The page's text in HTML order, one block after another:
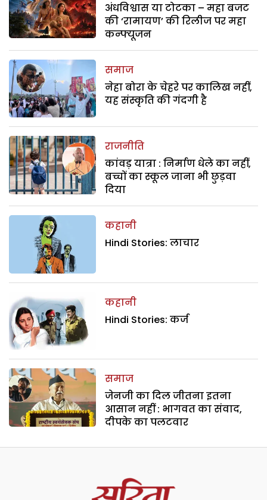
अंधविश्वास या टोटका – महा बजट
की ‘रामायण’ की रिलीज पर महा
कन्फ्यूजन
समाज
नेहा बोरा के चेहरे पर कालिख नहीं,
यह संस्कृति की गंदगी है
राजनीति
कांवड़ यात्रा : निर्माण धेले का नहीं,
बच्चों का स्कूल जाना भी छुड़वा
दिया
कहानी
Hindi Stories: लाचार
कहानी
Hindi Stories: कर्ज
समाज
जेनजी का दिल जीतना इतना
आसान नहीं : भागवत का संवाद,
दीपके का पलटवार